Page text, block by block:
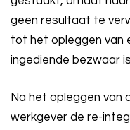
geen resultaat te
tot het opleggen van
ingediende bezwaar
Na het opleggen van
werkgever de re-